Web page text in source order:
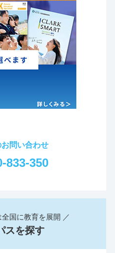
問い合わせ
833-350
国に教育を展開 ／
スを探す